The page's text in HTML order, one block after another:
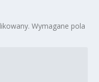
Wymagane pola